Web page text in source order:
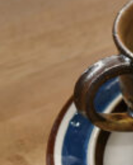
私と店のはなし
今月の京みやげ
京都の書店
CULTURE